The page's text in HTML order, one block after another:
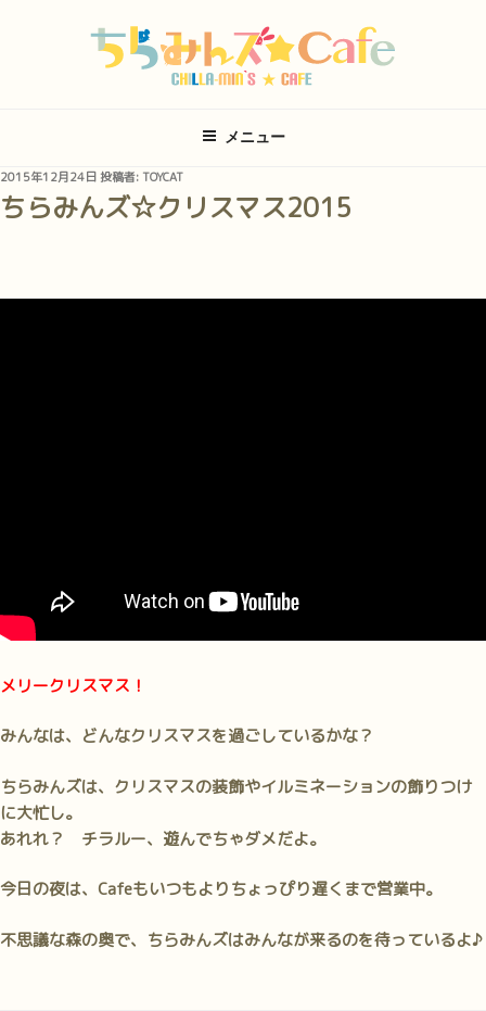
ス
キ
ッ
メニュー
投
稿
日:
2015年12月24日投稿者: TOYCAT
ちらみんズ☆クリスマス2015
メリークリスマス！
みんなは、どんなクリスマスを過ごしているかな？
ちらみんズは、クリスマスの装飾やイルミネーションの飾りつけ
に大忙し。
あれれ？ チラルー、遊んでちゃダメだよ。
今日の夜は、Cafeもいつもよりちょっぴり遅くまで営業中。
不思議な森の奥で、ちらみんズはみんなが来るのを待っているよ♪